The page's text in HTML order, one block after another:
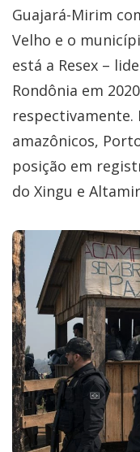
Guajará-Mirim
Velho e o
está a Resex –
Rondônia em
respectivamente.
amazônicos,
posição em
do Xingu e